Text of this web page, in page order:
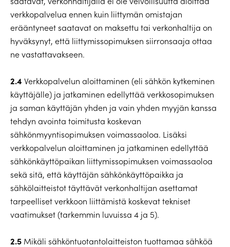
verkkopalvelua ennen kuin liittymän omistajan
erääntyneet saatavat on maksettu tai verkonhaltija on
hyväksynyt, että liittymissopimuksen siirronsaaja ottaa
ne vastattavakseen.
2.4 Verkkopalvelun aloittaminen (eli sähkön kytkeminen
käyttäjälle) ja jatkaminen edellyttää verkkosopimuksen
ja saman käyttäjän yhden ja vain yhden myyjän kanssa
tehdyn avointa toimitusta koskevan
sähkönmyyntisopimuksen voimassaoloa. Lisäksi
verkkopalvelun aloittaminen ja jatkaminen edellyttää
sähkönkäyttöpaikan liittymissopimuksen voimassaoloa
sekä sitä, että käyttäjän sähkönkäyttöpaikka ja
sähkölaitteistot täyttävät verkonhaltijan asettamat
tarpeelliset verkkoon liittämistä koskevat tekniset
vaatimukset (tarkemmin luvuissa 4 ja 5).
2.5 Mikäli sähköntuotantolaitteiston tuottamaa sähköä